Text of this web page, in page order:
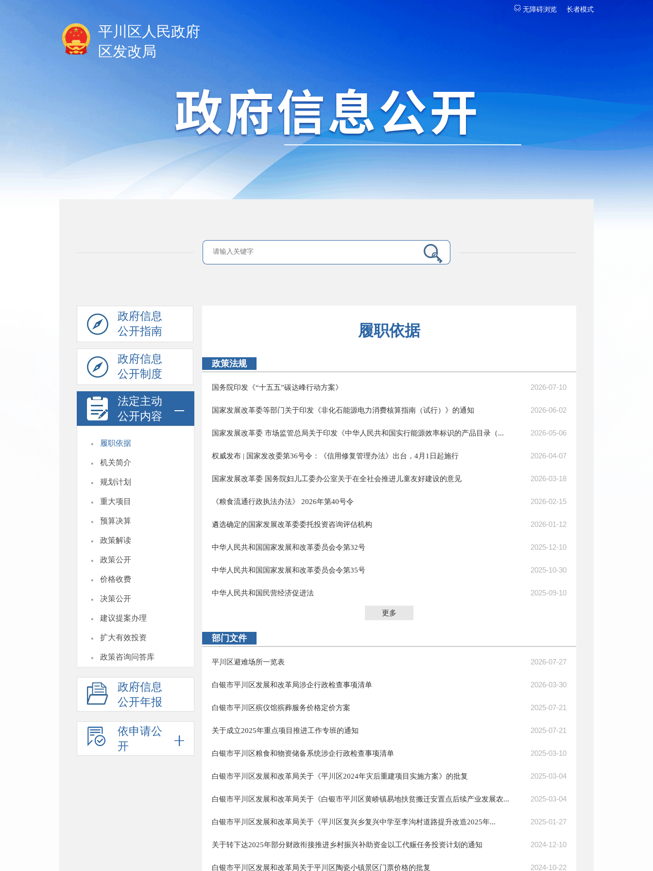
无障碍浏览 长者模式
平川区人民政府
区发改局
政府信息
公开指南
政府信息
公开制度
法定主动
公开内容
· 履职依据
· 机关简介
· 规划计划
· 重大项目
· 预算决算
· 政策解读
· 政策公开
· 价格收费
· 决策公开
· 建议提案办理
· 扩大有效投资
· 政策咨询问答库
政府信息
公开年报
依申请公
开
履职依据
政策法规
国务院印发《“十五五”碳达峰行动方案》 2026-07-10
国家发展改革委等部门关于印发《非化石能源电力消费核算指南（试行）》的通知 2026-06-02
国家发展改革委 市场监管总局关于印发《中华人民共和国实行能源效率标识的产品目录（... 2026-05-06
权威发布 | 国家发改委第36号令：《信用修复管理办法》出台，4月1日起施行 2026-04-07
国家发展改革委 国务院妇儿工委办公室关于在全社会推进儿童友好建设的意见 2026-03-18
《粮食流通行政执法办法》 2026年第40号令 2026-02-15
遴选确定的国家发展改革委委托投资咨询评估机构 2026-01-12
中华人民共和国国家发展和改革委员会令第32号 2025-12-10
中华人民共和国国家发展和改革委员会令第35号 2025-10-30
中华人民共和国民营经济促进法 2025-09-10
更多
部门文件
平川区避难场所一览表 2026-07-27
白银市平川区发展和改革局涉企行政检查事项清单 2026-03-30
白银市平川区殡仪馆殡葬服务价格定价方案 2025-07-21
关于成立2025年重点项目推进工作专班的通知 2025-07-21
白银市平川区粮食和物资储备系统涉企行政检查事项清单 2025-03-10
白银市平川区发展和改革局关于《平川区2024年灾后重建项目实施方案》的批复 2025-03-04
白银市平川区发展和改革局关于《白银市平川区黄峤镇易地扶贫搬迁安置点后续产业发展农... 2025-03-04
白银市平川区发展和改革局关于《平川区复兴乡复兴中学至李沟村道路提升改造2025年... 2025-01-27
关于转下达2025年部分财政衔接推进乡村振兴补助资金以工代赈任务投资计划的通知 2024-12-10
白银市平川区发展和改革局关于平川区陶瓷小镇景区门票价格的批复 2024-10-22